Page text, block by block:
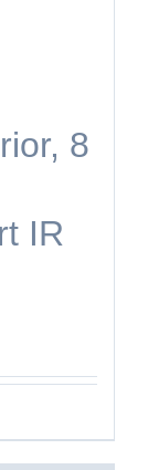
8
IR